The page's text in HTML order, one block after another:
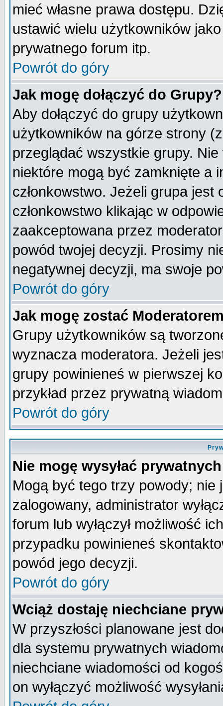
mieć własne prawa dostępu.
ustawić wielu użytkowników
prywatnego forum itp.
Powrót do góry
Jak mogę dołączyć do Grupy?
Aby dołączyć do grupy
użytkowników na górze strony
przeglądać wszystkie grupy.
niektóre mogą być zamknięte a
członkowstwo. Jeżeli grupa
członkowstwo klikając w
zaakceptowana przez
powód twojej decyzji. Prosimy
negatywnej decyzji, ma swoje
Powrót do góry
Jak mogę zostać
Grupy użytkowników są
wyznacza moderatora. Jeżeli
grupy powinieneś w pierwszej
przykład przez prywatną
Powrót do góry
Nie mogę wysyłać
Mogą być tego trzy powody;
zalogowany, administrator
forum lub wyłączył możliwość
przypadku powinieneś
powód jego decyzji.
Powrót do góry
Wciąż dostaję niechciane
W przyszłości planowane jest
dla systemu prywatnych
niechciane wiadomości od
on wyłączyć możliwość